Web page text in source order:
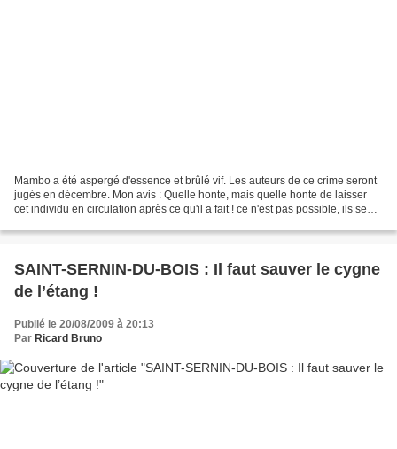
Mambo a été aspergé d'essence et brûlé vif. Les auteurs de ce crime seront
jugés en décembre. Mon avis : Quelle honte, mais quelle honte de laisser
cet individu en circulation après ce qu'il a fait ! ce n'est pas possible, ils se
SAINT-SERNIN-DU-BOIS : Il faut sauver le cygne
de l’étang !
Publié le 20/08/2009 à 20:13
Par Ricard Bruno